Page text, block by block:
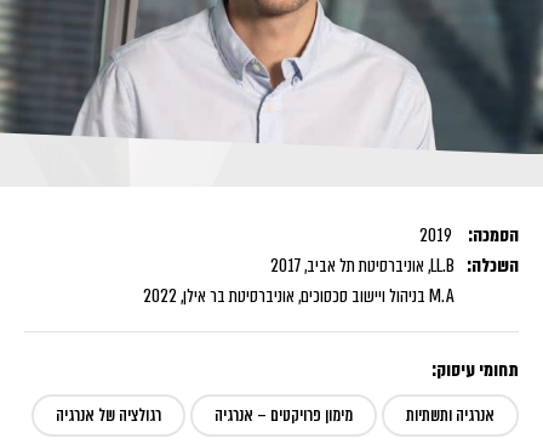
הסמכה:
השכלה: LL.B, אוניברסיטת תל אביב, 2017
M.A בניהול ויישוב סכסוכים, אוניברסיטת בר אילן, 2022
תחומי עיסוק:
אנרגיה ותשתיות מימון פרויקטים – אנרגיה רגולציה של אנרגיה